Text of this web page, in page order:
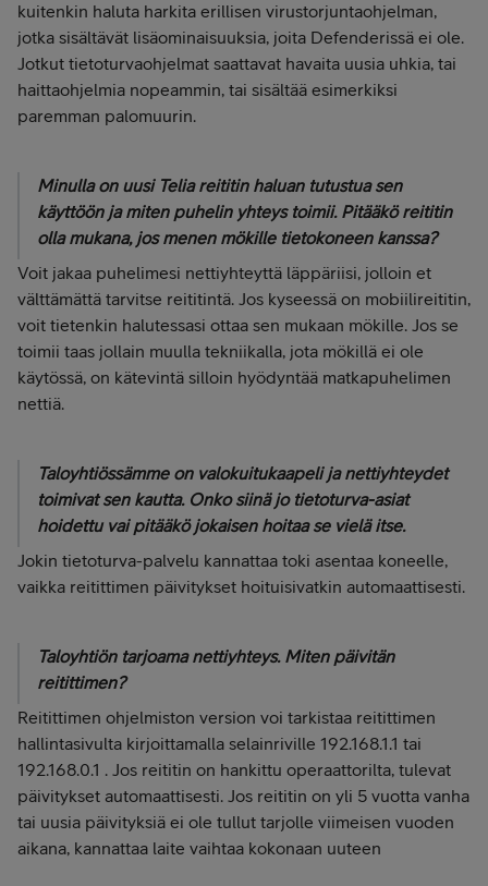
kuitenkin haluta harkita erillisen virustorjuntaohjelman,
jotka sisältävät lisäominaisuuksia, joita Defenderissä ei ole.
Jotkut tietoturvaohjelmat saattavat havaita uusia uhkia, tai
haittaohjelmia nopeammin, tai sisältää esimerkiksi
paremman palomuurin.
Minulla on uusi Telia reititin haluan tutustua sen
käyttöön ja miten puhelin yhteys toimii. Pitääkö reititin
olla mukana, jos menen mökille tietokoneen kanssa?
Voit jakaa puhelimesi nettiyhteyttä läppäriisi, jolloin et
välttämättä tarvitse reititintä. Jos kyseessä on mobiilireititin,
voit tietenkin halutessasi ottaa sen mukaan mökille. Jos se
toimii taas jollain muulla tekniikalla, jota mökillä ei ole
käytössä, on kätevintä silloin hyödyntää matkapuhelimen
nettiä.
Taloyhtiössämme on valokuitukaapeli ja nettiyhteydet
toimivat sen kautta. Onko siinä jo tietoturva-asiat
hoidettu vai pitääkö jokaisen hoitaa se vielä itse.
Jokin tietoturva-palvelu kannattaa toki asentaa koneelle,
vaikka reitittimen päivitykset hoituisivatkin automaattisesti.
Taloyhtiön tarjoama nettiyhteys. Miten päivitän
reitittimen?
Reitittimen ohjelmiston version voi tarkistaa reitittimen
hallintasivulta kirjoittamalla selainriville 192.168.1.1 tai
192.168.0.1 . Jos reititin on hankittu operaattorilta, tulevat
päivitykset automaattisesti. Jos reititin on yli 5 vuotta vanha
tai uusia päivityksiä ei ole tullut tarjolle viimeisen vuoden
aikana, kannattaa laite vaihtaa kokonaan uuteen